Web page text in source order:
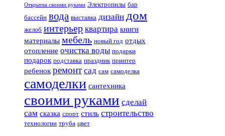
Открытка своими руками Электропилы бар
бассейн вода выставка дизайн дом
желоб интерьер квартира книги
материалы мебель новый год отдых
отопление очистка воды подарки
подарок подставка праздник принтер
ребенок ремонт сад сам самоделка
самоделки сантехника
своими руками сделай
сам сказка спорт стиль строительство
технологии труба цвет